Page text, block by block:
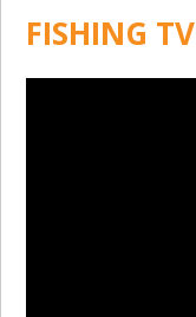
FISHING TV